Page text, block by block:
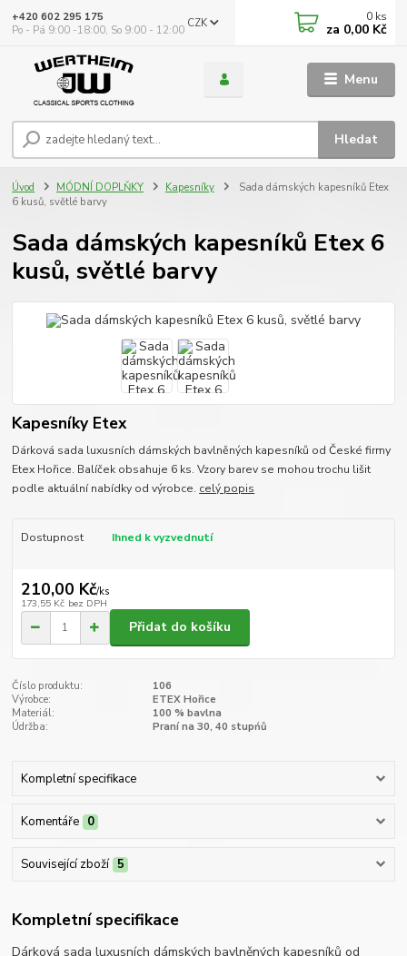
Menu
CZK
Hledat
+420 602 295 175
Po - Pá 9:00 -18:00, So 9:00 - 12:00
0 ks
za 0,00 Kč
Úvod MÓDNÍ DOPLŇKY Kapesníky
Sada dámských kapesníků Etex
6 kusů, světlé barvy
Sada dámských kapesníků Etex 6
kusů, světlé barvy
Kapesníky Etex
Dárková sada luxusních dámských bavlněných kapesníků od České firmy
Etex Hořice. Balíček obsahuje 6 ks. Vzory barev se mohou trochu lišit
podle aktuální nabídky od výrobce. celý popis
Dostupnost Ihned k vyzvednutí
210,00 Kč/ks
173,55 Kč bez DPH
Přidat do košíku
Číslo produktu:
106
Výrobce:
ETEX Hořice
Materiál:
100 % bavlna
Údržba:
Praní na 30, 40 stupńů
Kompletní specifikace
Komentáře 0
Související zboží 5
Kompletní specifikace
Dárková sada luxusních dámských bavlněných kapesníků od